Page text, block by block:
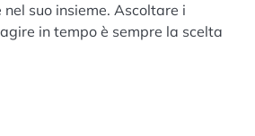
suo insieme. Ascoltare i
in tempo è sempre la scelta